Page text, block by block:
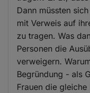
Dann müssten
mit Verweis auf
zu tragen. Was
Personen die
verweigern.
Begründung - als
Frauen die